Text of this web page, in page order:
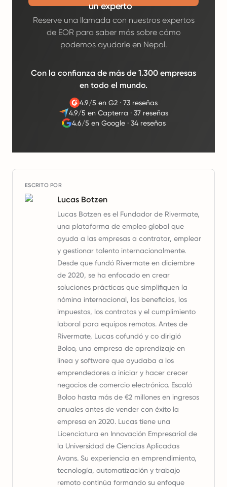
un experto
Reserve una llamada con nuestros expertos
de EOR para saber más sobre cómo
podemos ayudarle en Nepal.
Con la confianza de más de 1.300 empresas
en todo el mundo.
4.9/5 en G2 ·73 reseñas
4.9/5 en Capterra ·37 reseñas
4.6/5 en Google· 34 reseñas
ESCRITO POR
Lucas Botzen
Lucas Botzen es el Fundador de Rivermate,
una plataforma de empleo global que
ayuda a las empresas a contratar, emplear
y gestionar talento internacionalmente.
Desde que fundó Rivermate en diciembre
de 2020, se ha enfocado en crear
soluciones prácticas que simplifiquen la
nómina internacional, los beneficios, los
impuestos, los contratos y el cumplimiento
laboral para equipos remotos. Antes de
Rivermate, Lucas cofundó y co dirigió
Boloo, una empresa de aprendizaje en
línea y software que ayudaba a los
emprendedores a iniciar y hacer crecer
negocios de comercio electrónico. Escaló
Boloo hasta más de €2 millones en ingresos
anuales antes de vender con éxito la
empresa en 2020. Lucas tiene una
Licenciatura en Innovación Empresarial de
la Universidad de Ciencias Aplicadas
Avans. Su experiencia en emprendimiento,
tecnología, automatización y trabajo
remoto continúa formando su enfoque